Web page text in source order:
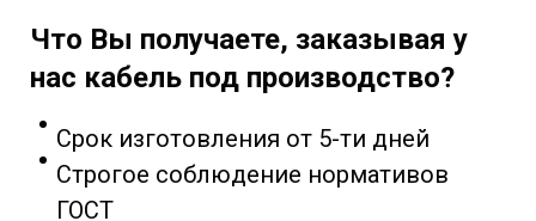
Что Вы получаете, заказывая у
нас кабель под производство?
Срок изготовления от 5-ти дней
Строгое соблюдение нормативов
ГОСТ